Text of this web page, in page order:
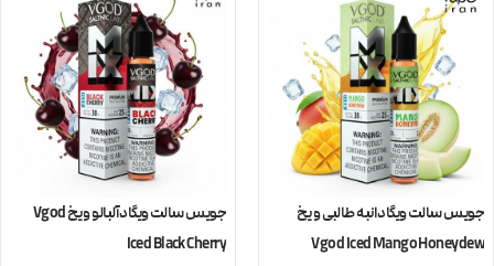
جویس سالت ویگاد انبه طالبی و یخ
Vgod Iced Mango Honeydew
جویس سالت ویگاد آلبالو و یخ Vgod
Iced Black Cherry